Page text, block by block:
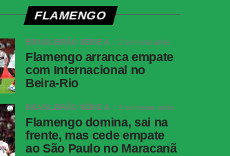
FLAMENGO
BRASILEIRÃO SÉRIE A 1 semana atrás
Flamengo arranca empate
com Internacional no
Beira-Rio
BRASILEIRÃO SÉRIE A 2 semanas atrás
Flamengo domina, sai na
frente, mas cede empate
ao São Paulo no Maracanã